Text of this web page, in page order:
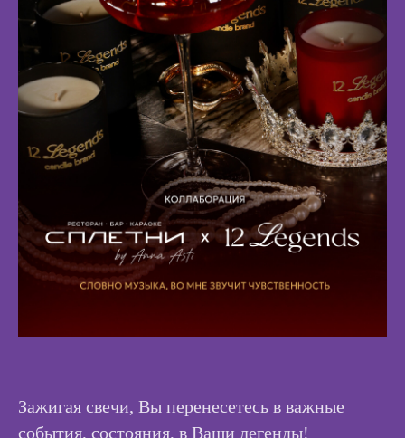
Зажигая свечи, Вы перенесетесь в важные
события, состояния, в Ваши легенды!